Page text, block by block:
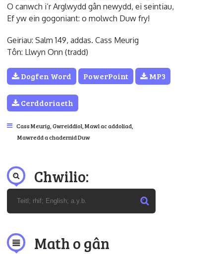
O canwch i’r Arglwydd gân newydd, ei seintiau,
Ef yw ein gogoniant: o molwch Duw fry!
Geiriau: Salm 149, addas. Cass Meurig
Tôn: Llwyn Onn (tradd)
Dogfen Word PowerPoint MP3
Cerddoriaeth
Cass Meurig Gwreiddiol Mawl ac addoliad
Mawredd a chadernid Duw
Chwilio:
Math o gân